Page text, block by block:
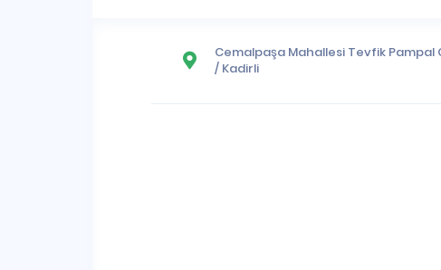
Cemalpaşa Mahallesi Tevfik Pampal
/ Kadirli